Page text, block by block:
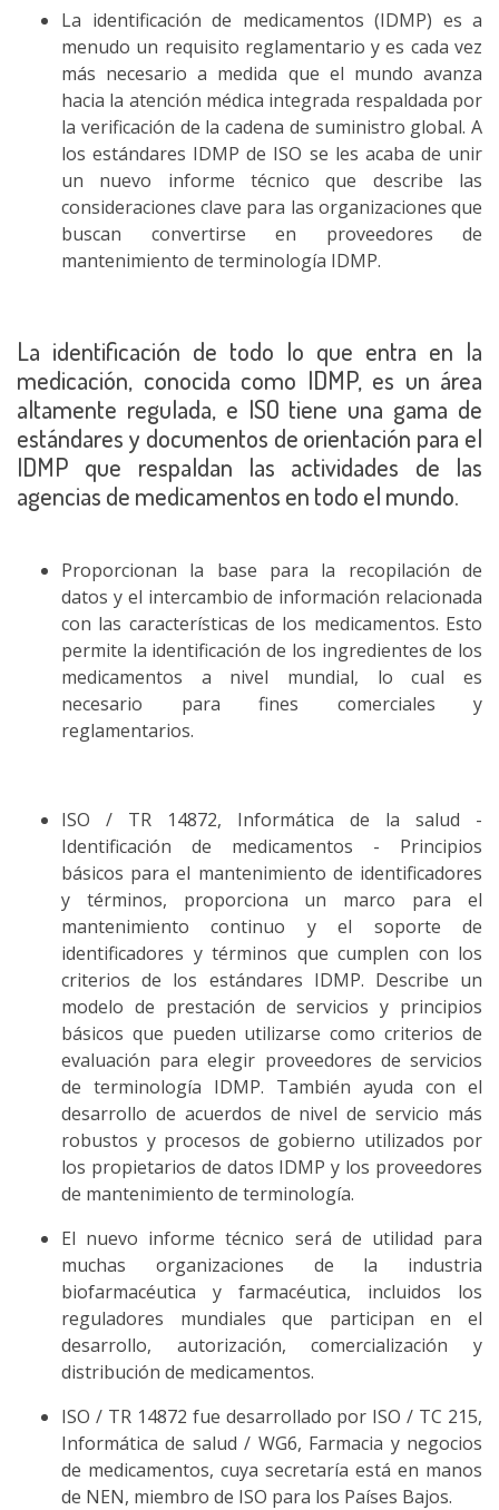
La identificación de medicamentos (IDMP) es a
menudo un requisito reglamentario y es cada vez
más necesario a medida que el mundo avanza
hacia la atención médica integrada respaldada por
la verificación de la cadena de suministro global. A
los estándares IDMP de ISO se les acaba de unir
un nuevo informe técnico que describe las
consideraciones clave para las organizaciones que
buscan convertirse en proveedores de
mantenimiento de terminología IDMP.
La identificación de todo lo que entra en la
medicación, conocida como IDMP, es un área
altamente regulada, e ISO tiene una gama de
estándares y documentos de orientación para el
IDMP que respaldan las actividades de las
agencias de medicamentos en todo el mundo.
Proporcionan la base para la recopilación de
datos y el intercambio de información relacionada
con las características de los medicamentos. Esto
permite la identificación de los ingredientes de los
medicamentos a nivel mundial, lo cual es
necesario para fines comerciales y
reglamentarios.
ISO / TR 14872, Informática de la salud -
Identificación de medicamentos - Principios
básicos para el mantenimiento de identificadores
y términos, proporciona un marco para el
mantenimiento continuo y el soporte de
identificadores y términos que cumplen con los
criterios de los estándares IDMP. Describe un
modelo de prestación de servicios y principios
básicos que pueden utilizarse como criterios de
evaluación para elegir proveedores de servicios
de terminología IDMP. También ayuda con el
desarrollo de acuerdos de nivel de servicio más
robustos y procesos de gobierno utilizados por
los propietarios de datos IDMP y los proveedores
de mantenimiento de terminología.
El nuevo informe técnico será de utilidad para
muchas organizaciones de la industria
biofarmacéutica y farmacéutica, incluidos los
reguladores mundiales que participan en el
desarrollo, autorización, comercialización y
distribución de medicamentos.
ISO / TR 14872 fue desarrollado por ISO / TC 215,
Informática de salud / WG6, Farmacia y negocios
de medicamentos, cuya secretaría está en manos
de NEN, miembro de ISO para los Países Bajos.